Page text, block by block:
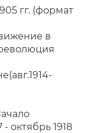
гг. (формат
в
см)
октябрь 1918